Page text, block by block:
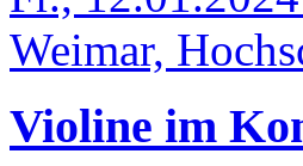
Weimar,
Violine im